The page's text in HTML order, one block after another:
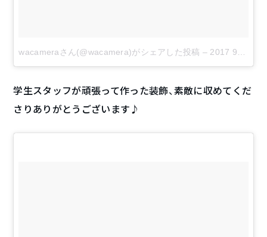
wacameraさん(@wacamera)がシェアした投稿 – 2017 9月 3 5:18午前 PDT
学生スタッフが頑張って作った装飾、素敵に収めてくだ
さりありがとうございます♪